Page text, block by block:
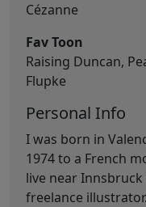
Cézanne
Fav Toon
Raising Duncan,
Flupke
Personal Info
I was born in
1974 to a French
live near
freelance